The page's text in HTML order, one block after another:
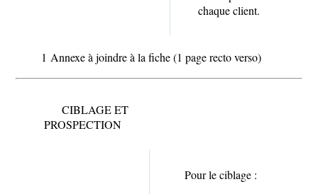
chaque client.
1 Annexe à joindre à la fiche (1 page recto verso)
CIBLAGE ET
PROSPECTION
Pour le ciblage :